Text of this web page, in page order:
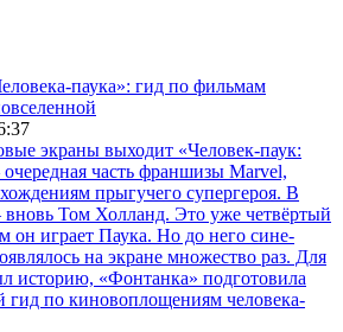
паука»: гид по фильмам
экраны выходит «Человек-паук:
часть франшизы Marvel,
прыгучего супергероя. В
Том Холланд. Это уже четвёртый
он играет Паука. Но до него сине-
на экране множество раз. Для
историю, «Фонтанка» подготовила
по киновоплощениям человека-